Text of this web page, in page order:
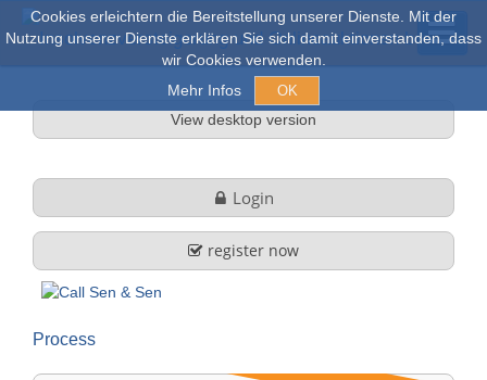
Cookies erleichtern die Bereitstellung unserer Dienste. Mit der
Nutzung unserer Dienste erklären Sie sich damit einverstanden, dass
wir Cookies verwenden.
Mehr Infos
OK
Online auctions
View desktop version
Login
register now
Process